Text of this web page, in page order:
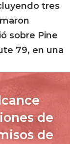
tres
sobre Pine
79, en una
de
de